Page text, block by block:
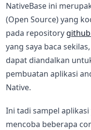
NativeBase ini
(Open Source) yang
pada repository
yang saya baca
dapat diandalkan
pembuatan aplikasi
Native.
Ini tadi sampel
mencoba beberapa